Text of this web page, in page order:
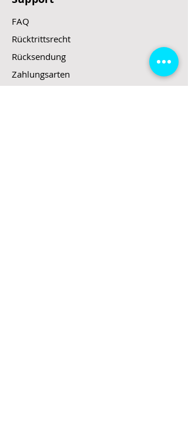
FAQ
Rücktrittsrecht
Rücksendung
Zahlungsarten